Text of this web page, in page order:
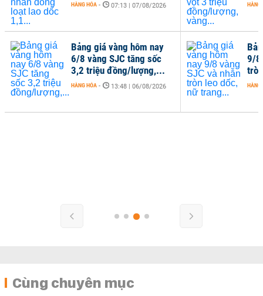
9/8
HÀNG
HÀNG HÓA - 07:13 | 07/08/2026
Bảng giá vàng hôm nay
6/8 vàng SJC tăng sốc
3,2 triệu đồng/lượng,...
HÀNG HÓA - 13:48 | 06/08/2026
HÀNG
Cùng chuyên mục